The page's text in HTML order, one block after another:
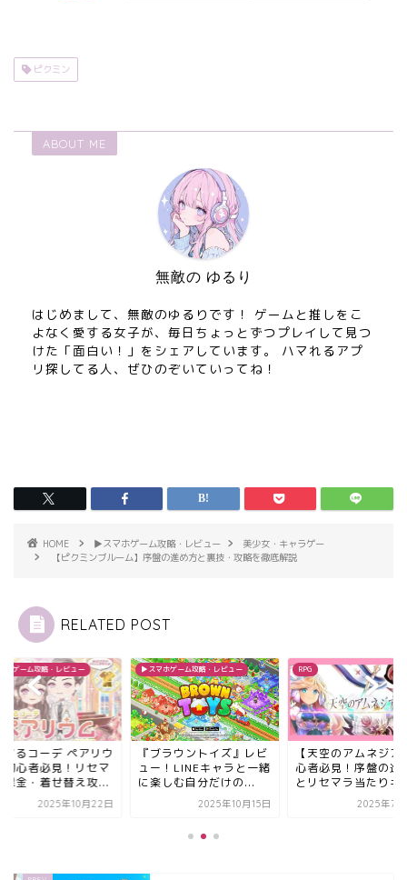
ピクミン
ABOUT ME
無敵の ゆるり
はじめまして、無敵のゆるりです！ ゲームと推しをこ
よなく愛する女子が、毎日ちょっとずつプレイして見つ
けた「面白い！」をシェアしています。 ハマれるアプ
リ探してる人、ぜひのぞいていってね！
HOME ▶︎スマホゲーム攻略・レビュー
美少女・キャラゲー
【ピクミンブルーム】序盤の進め方と裏技・攻略を徹底解説
RELATED POST
ホゲーム攻略・レビュー
ラウントイズ』レビ
！LINEキャラと一緒
しむ自分だけの...
2025年10月15日
RPG
【天空のアムネジア】 初
心者必見！序盤の進め方
とリセマラ当たりキャ...
2025年7月22日
▶︎スマホゲーム攻略・レビュー
【恋するコーデ ペ
ム】初心者必見！リ
ラ・課金・着せ替え
2025年10